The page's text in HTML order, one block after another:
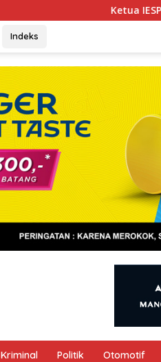
Ketua IESPA Apresiasi Kapolri
Indeks
Kriminal Politik Otomotif